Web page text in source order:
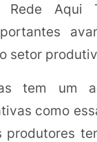
Aqui
setor
tem um
como
produtores